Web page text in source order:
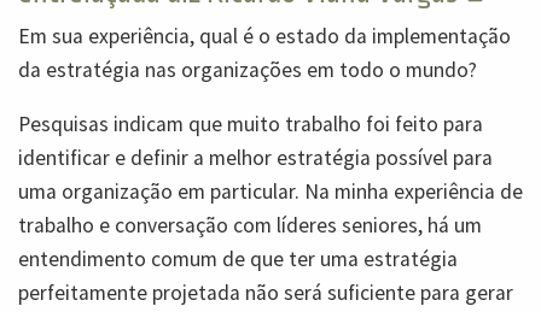
Em sua experiência, qual é o estado da implementação
da estratégia nas organizações em todo o mundo?
Pesquisas indicam que muito trabalho foi feito para
identificar e definir a melhor estratégia possível para
uma organização em particular. Na minha experiência de
trabalho e conversação com líderes seniores, há um
entendimento comum de que ter uma estratégia
perfeitamente projetada não será suficiente para gerar